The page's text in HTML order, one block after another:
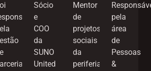
Sócio
e
COO
da
SUNO
United
Mentor
de
projetos
sociais
da
periferia
pela
área
de
Pessoas
&